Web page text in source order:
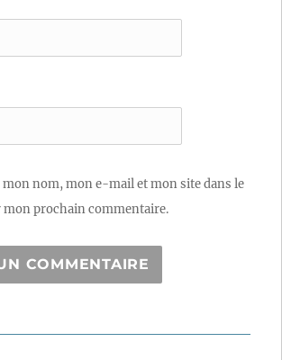
nom, mon e-mail et mon site dans le
mon prochain commentaire.